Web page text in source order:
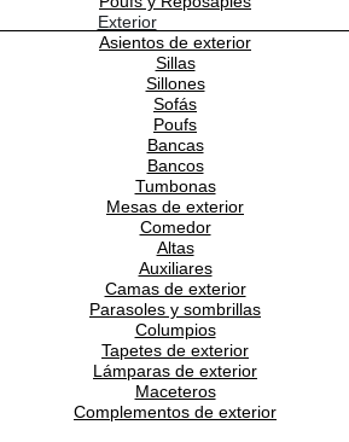
Exterior
Asientos de exterior
Sillas
Sillones
Sofás
Poufs
Bancas
Bancos
Tumbonas
Mesas de exterior
Comedor
Altas
Auxiliares
Camas de exterior
Parasoles y sombrillas
Columpios
Tapetes de exterior
Lámparas de exterior
Maceteros
Complementos de exterior
elegantes murales de paisajes mágicos,
detalles extraordinariamente ricos. Los detalles
reales, y siempre hay algo nuevo que descubrir
paleta de colores es suave, con tonos pastel
fácilmente con la decoración existente.
Scenery
Rebel Studio
Rebel Walls
3 años
Suecia
De 5 a 6 semanas